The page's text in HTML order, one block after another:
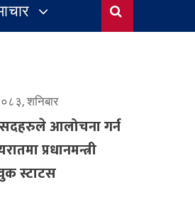
शनिबार
आलोचना गर्न
प्रधानमन्त्री
स्टाटस